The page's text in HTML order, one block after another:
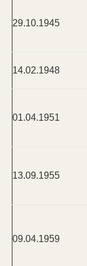
29.10.1945
14.02.1948
01.04.1951
13.09.1955
09.04.1959